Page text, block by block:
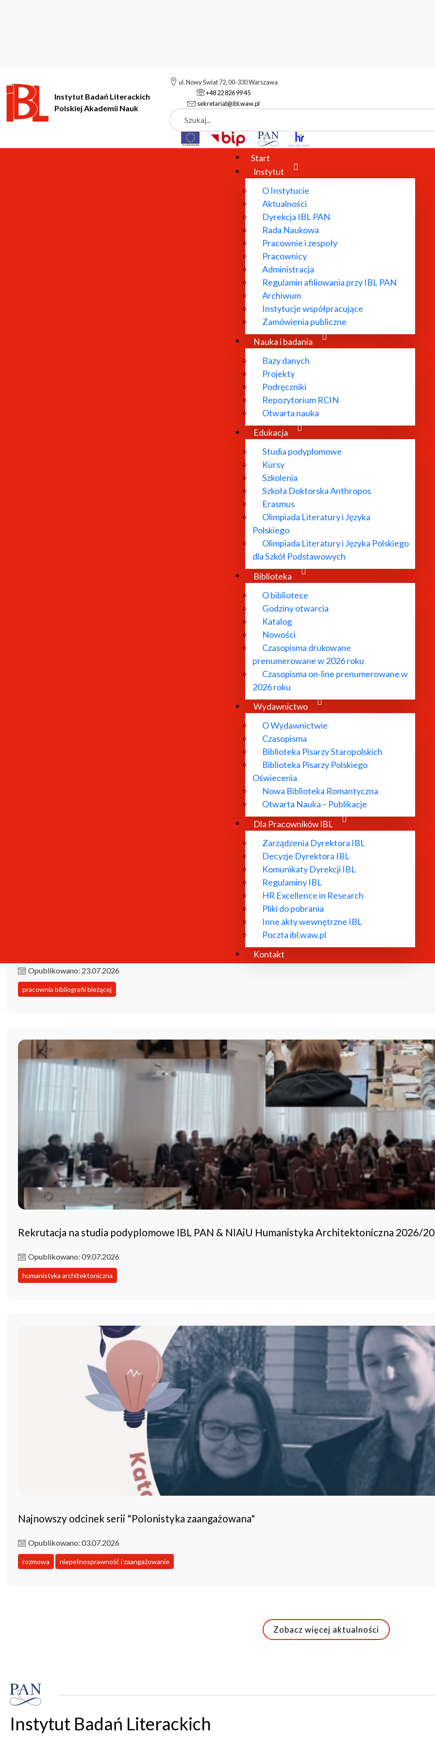
Instytut Badań Literackich
Polskiej Akademii Nauk
ul. Nowy Świat 72, 00-330 Warszawa
+48 22 826 99 45
sekretariat@ibl.waw.pl
Szukaj
Start
Instytut
O Instytucie
Aktualności
Dyrekcja IBL PAN
Rada Naukowa
Pracownie i zespoły
Pracownicy
Administracja
Regulamin afiliowania przy IBL PAN
Archiwum
Instytucje współpracujące
Zamówienia publiczne
Nauka i badania
Bazy danych
Projekty
Podręczniki
Repozytorium RCIN
Otwarta nauka
Edukacja
Studia podyplomowe
Kursy
Szkolenia
Szkoła Doktorska Anthropos
Erasmus
Olimpiada Literatury i Języka
Polskiego
Olimpiada Literatury i Języka Polskiego
dla Szkół Podstawowych
Biblioteka
O bibliotece
Godziny otwarcia
Katalog
Nowości
Czasopisma drukowane
prenumerowane w 2026 roku
Czasopisma on-line prenumerowane w
2026 roku
Wydawnictwo
O Wydawnictwie
Czasopisma
Biblioteka Pisarzy Staropolskich
Biblioteka Pisarzy Polskiego
Oświecenia
Nowa Biblioteka Romantyczna
Otwarta Nauka – Publikacje
Dla Pracowników IBL
Zarządzenia Dyrektora IBL
Decyzje Dyrektora IBL
Komunikaty Dyrekcji IBL
Regulaminy IBL
HR Excellence in Research
Pliki do pobrania
Inne akty wewnętrzne IBL
Poczta ibl.waw.pl
Kontakt
Instytut Badań Literackich PAN został powołany w
prowadzonych w Instytucie jest historia literatury
polskiej, a także rozbudowane prace bibliograficzne i
dokumentacyjne, leksykograficzne oraz edytorskie.
Opublikowano: 23.07.2026
pracownia bibliografii bieżącej
Rekrutacja na studia podyplomowe IBL PAN & NIAiU Humanistyka Architektoniczna 2026/
Opublikowano: 09.07.2026
humanistyka architektoniczna
Najnowszy odcinek serii "Polonistyka zaangażowana"
Opublikowano: 03.07.2026
rozmowa niepełnosprawność i zaangażowanie
Zobacz więcej aktualności
Instytut Badań Literackich